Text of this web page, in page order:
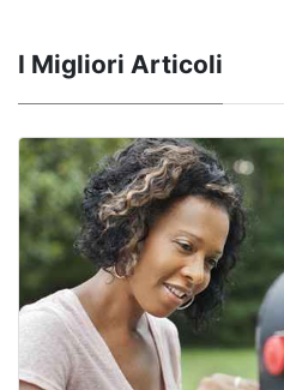
I Migliori Articoli